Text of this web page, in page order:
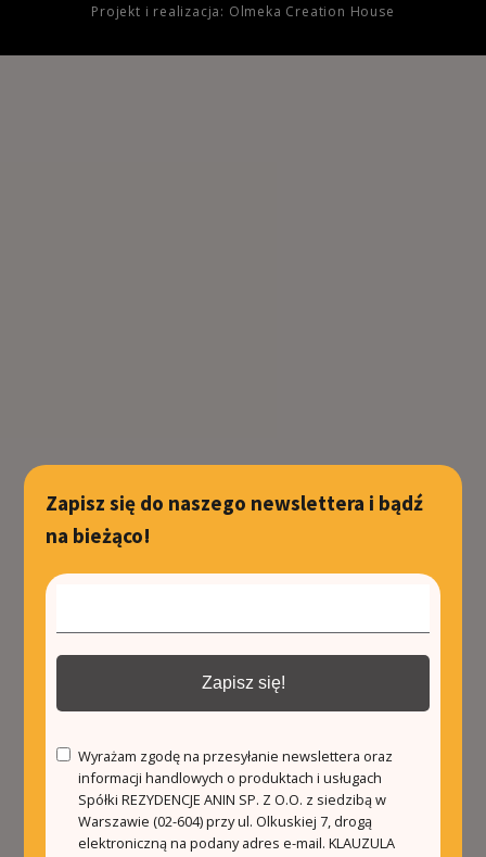
Projekt i realizacja: Olmeka Creation House
Zapisz się do naszego newslettera i bądź
na bieżąco!
Zapisz się!
Wyrażam zgodę na przesyłanie newslettera oraz
informacji handlowych o produktach i usługach
Spółki REZYDENCJE ANIN SP. Z O.O. z siedzibą w
Warszawie (02-604) przy ul. Olkuskiej 7, drogą
elektroniczną na podany adres e-mail.KLAUZULA